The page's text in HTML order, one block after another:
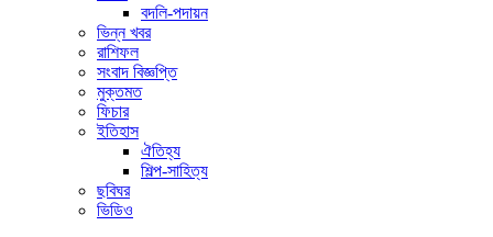
বদলি-পদায়ন
ভিন্ন খবর
রাশিফল
সংবাদ বিজ্ঞপ্তি
মুক্তমত
ফিচার
ইতিহাস
ঐতিহ্য
শিল্প-সাহিত্য
ছবিঘর
ভিডিও